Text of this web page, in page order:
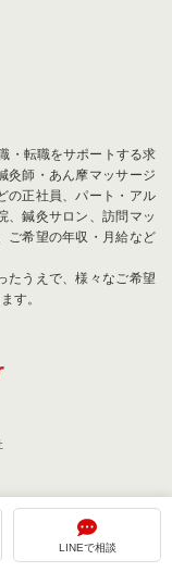
LINEで相談
・転職をサポートする求
灸師・あん摩マッサージ
の正社員、パート・アル
、鍼灸サロン、訪問マッ
ご希望の年収・月給など
たうえで、様々なご希望
す。